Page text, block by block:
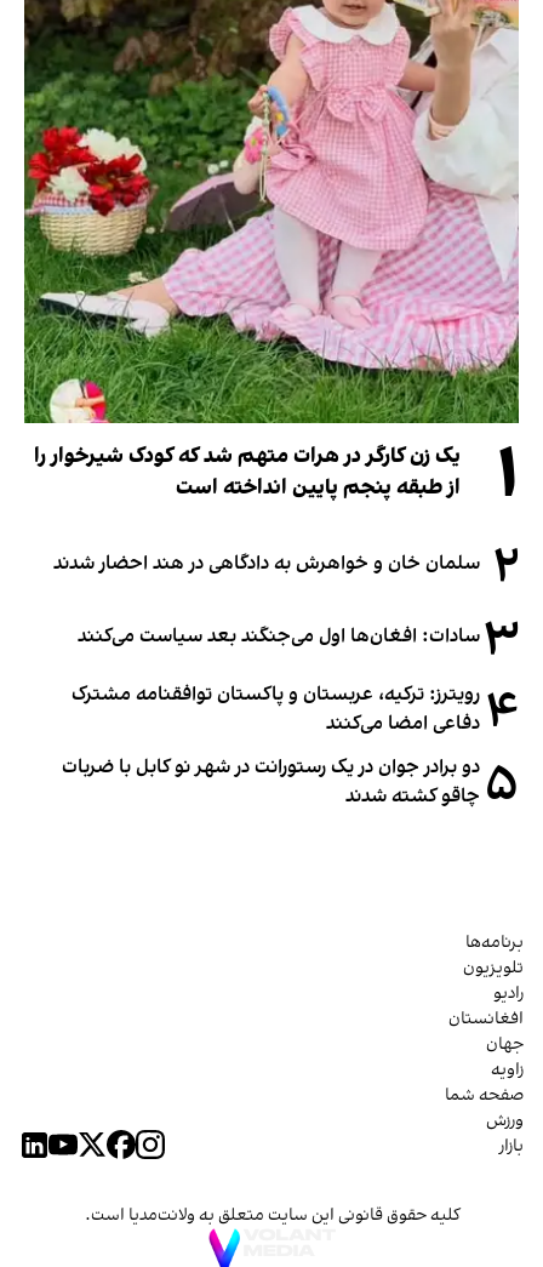
۱
یک زن کارگر در هرات متهم شد که کودک شیرخوار را
از طبقه پنجم پایین انداخته است
۲ سلمان خان و خواهرش به دادگاهی در هند احضار شدند
۳سادات: افغان‌ها اول می‌جنگند بعد سیاست می‌کنند
۴ رویترز: ترکیه، عربستان و پاکستان توافقنامه مشترک
دفاعی امضا می‌کنند
۵ دو برادر جوان در یک رستورانت در شهر نو کابل با ضربات
چاقو کشته شدند
برنامه‌ها
تلویزیون
رادیو
افغانستان
جهان
زاویه
صفحه شما
ورزش
بازار
کلیه حقوق قانونی این سایت متعلق به ولانت‌مدیا است.